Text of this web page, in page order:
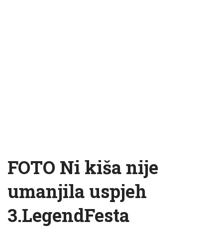
FOTO Ni kiša nije
umanjila uspjeh
3.LegendFesta